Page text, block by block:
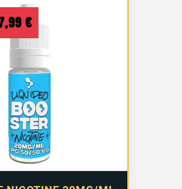
€ Plage
de
prix :
0,99 €
à
7,99 €